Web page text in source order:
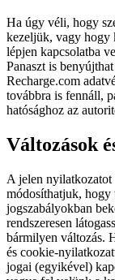
Ha úgy véli, hogy
kezeljük, vagy hogy
lépjen kapcsolatba
Panaszt is benyújthat
Recharge.com
továbbra is fennáll,
hatósághoz az
Változások
A jelen
módosíthatjuk, hogy
jogszabályokban
rendszeresen
bármilyen változás.
és cookie-
jogai (egyikével)